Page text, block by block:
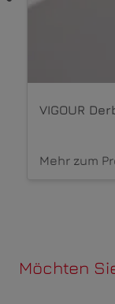
VIGOUR
Möchten